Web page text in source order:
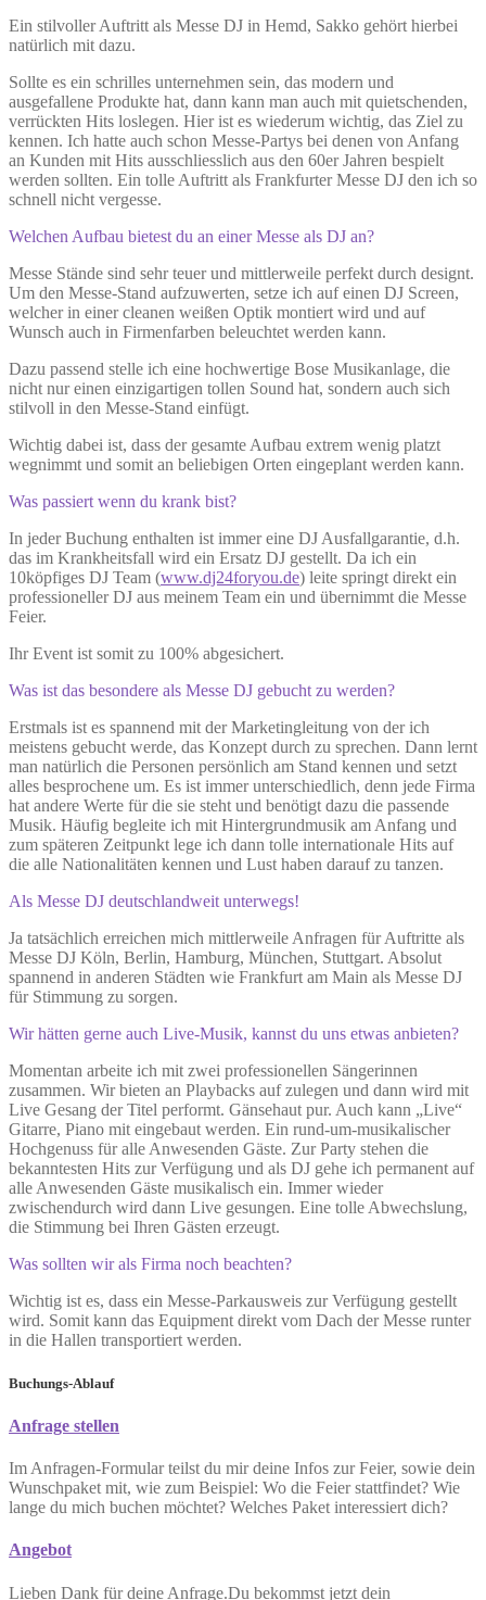
Ein stilvoller Auftritt als Messe DJ in Hemd, Sakko gehört hierbei
natürlich mit dazu.
Sollte es ein schrilles unternehmen sein, das modern und
ausgefallene Produkte hat, dann kann man auch mit quietschenden,
verrückten Hits loslegen. Hier ist es wiederum wichtig, das Ziel zu
kennen. Ich hatte auch schon Messe-Partys bei denen von Anfang
an Kunden mit Hits ausschliesslich aus den 60er Jahren bespielt
werden sollten. Ein tolle Auftritt als Frankfurter Messe DJ den ich so
schnell nicht vergesse.
Welchen Aufbau bietest du an einer Messe als DJ an?
Messe Stände sind sehr teuer und mittlerweile perfekt durch designt.
Um den Messe-Stand aufzuwerten, setze ich auf einen DJ Screen,
welcher in einer cleanen weißen Optik montiert wird und auf
Wunsch auch in Firmenfarben beleuchtet werden kann.
Dazu passend stelle ich eine hochwertige Bose Musikanlage, die
nicht nur einen einzigartigen tollen Sound hat, sondern auch sich
stilvoll in den Messe-Stand einfügt.
Wichtig dabei ist, dass der gesamte Aufbau extrem wenig platzt
wegnimmt und somit an beliebigen Orten eingeplant werden kann.
Was passiert wenn du krank bist?
In jeder Buchung enthalten ist immer eine DJ Ausfallgarantie, d.h.
das im Krankheitsfall wird ein Ersatz DJ gestellt. Da ich ein
10köpfiges DJ Team (www.dj24foryou.de) leite springt direkt ein
professioneller DJ aus meinem Team ein und übernimmt die Messe
Feier.
Ihr Event ist somit zu 100% abgesichert.
Was ist das besondere als Messe DJ gebucht zu werden?
Erstmals ist es spannend mit der Marketingleitung von der ich
meistens gebucht werde, das Konzept durch zu sprechen. Dann lernt
man natürlich die Personen persönlich am Stand kennen und setzt
alles besprochene um. Es ist immer unterschiedlich, denn jede Firma
hat andere Werte für die sie steht und benötigt dazu die passende
Musik. Häufig begleite ich mit Hintergrundmusik am Anfang und
zum späteren Zeitpunkt lege ich dann tolle internationale Hits auf
die alle Nationalitäten kennen und Lust haben darauf zu tanzen.
Als Messe DJ deutschlandweit unterwegs!
Ja tatsächlich erreichen mich mittlerweile Anfragen für Auftritte als
Messe DJ Köln, Berlin, Hamburg, München, Stuttgart. Absolut
spannend in anderen Städten wie Frankfurt am Main als Messe DJ
für Stimmung zu sorgen.
Wir hätten gerne auch Live-Musik, kannst du uns etwas anbieten?
Momentan arbeite ich mit zwei professionellen Sängerinnen
zusammen. Wir bieten an Playbacks auf zulegen und dann wird mit
Live Gesang der Titel performt. Gänsehaut pur. Auch kann „Live“
Gitarre, Piano mit eingebaut werden. Ein rund-um-musikalischer
Hochgenuss für alle Anwesenden Gäste. Zur Party stehen die
bekanntesten Hits zur Verfügung und als DJ gehe ich permanent auf
alle Anwesenden Gäste musikalisch ein. Immer wieder
zwischendurch wird dann Live gesungen. Eine tolle Abwechslung,
die Stimmung bei Ihren Gästen erzeugt.
Was sollten wir als Firma noch beachten?
Wichtig ist es, dass ein Messe-Parkausweis zur Verfügung gestellt
wird. Somit kann das Equipment direkt vom Dach der Messe runter
in die Hallen transportiert werden.
Buchungs-Ablauf
Anfrage stellen
Im Anfragen-Formular teilst du mir deine Infos zur Feier, sowie dein
Wunschpaket mit, wie zum Beispiel: Wo die Feier stattfindet? Wie
lange du mich buchen möchtet? Welches Paket interessiert dich?
Angebot
Lieben Dank für deine Anfrage.Du bekommst jetzt dein